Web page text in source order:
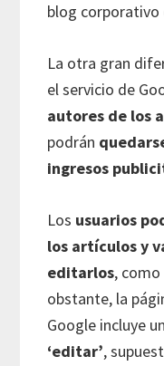
blog corporativo
La otra gran
el servicio de
autores de los
podrán
ingresos
Los usuarios
los artículos y
editarlos,
obstante, la
Google incluye
‘editar’,